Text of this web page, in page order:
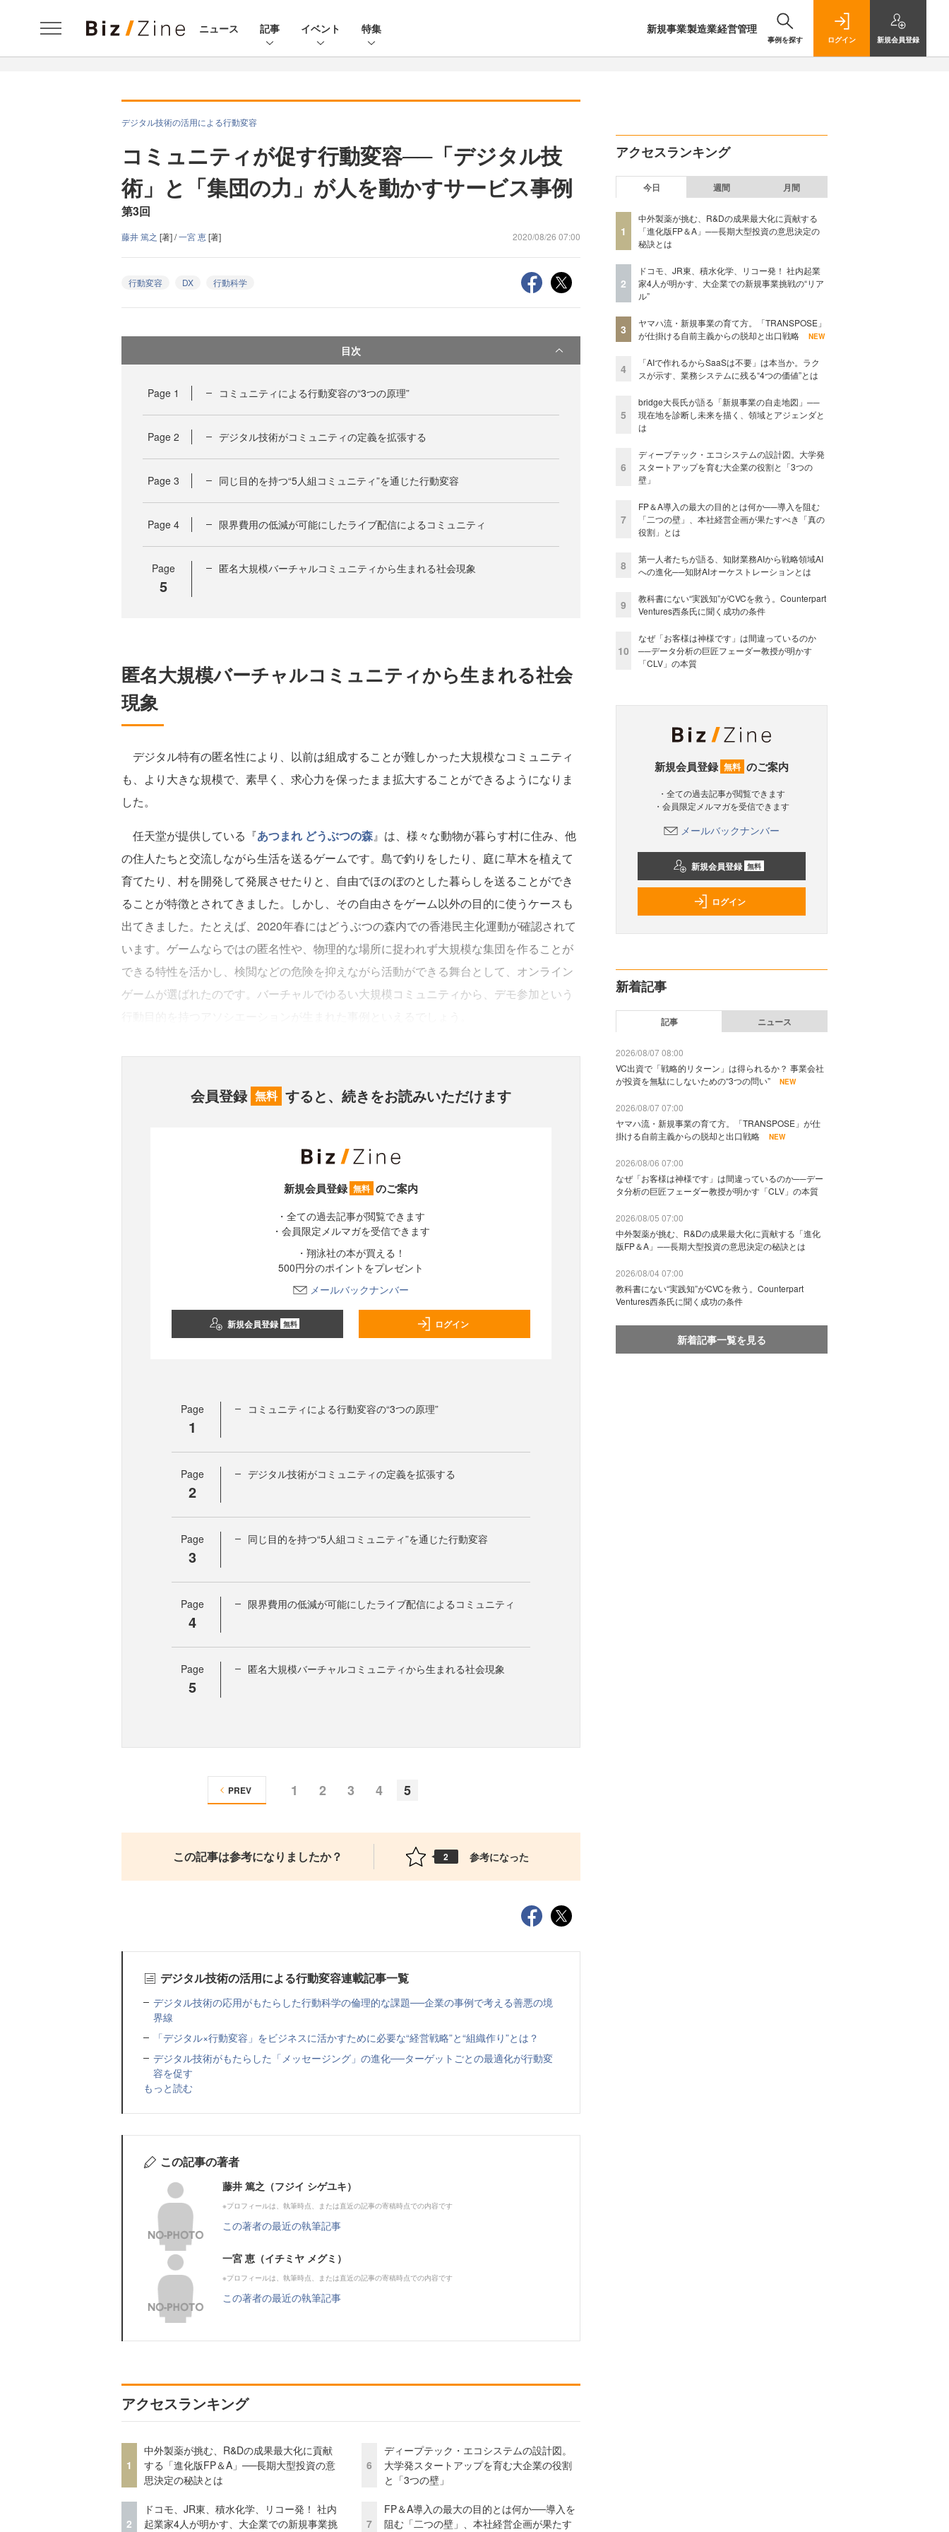
ニュース 記事 イベント 特集 新規事業製造業経営管理
事例を探す ログイン 新規会員登録
デジタル技術の活用による行動変容
コミュニティが促す行動変容──「デジタル技
術」と「集団の力」が人を動かすサービス事例
第3回
藤井 篤之 [著] /一宮 恵[著] 2020/08/26 07:00
行動変容 DX 行動科学
目次
Page 1 コミュニティによる行動変容の“3つの原理”
Page 2 デジタル技術がコミュニティの定義を拡張する
Page 3 同じ目的を持つ“5人組コミュニティ”を通じた行動変容
Page 4 限界費用の低減が可能にしたライブ配信によるコミュニティ
Page
5
匿名大規模バーチャルコミュニティから生まれる社会現象
匿名大規模バーチャルコミュニティから生まれる社会
現象
デジタル特有の匿名性により、以前は組成することが難しかった大規模なコミュニティ
も、より大きな規模で、素早く、求心力を保ったまま拡大することができるようになりま
した。
任天堂が提供している『あつまれ どうぶつの森』は、様々な動物が暮らす村に住み、他
の住人たちと交流しながら生活を送るゲームです。島で釣りをしたり、庭に草木を植えて
育てたり、村を開発して発展させたりと、自由でほのぼのとした暮らしを送ることができ
ることが特徴とされてきました。しかし、その自由さをゲーム以外の目的に使うケースも
出てきました。たとえば、2020年春にはどうぶつの森内での香港民主化運動が確認されて
います。ゲームならではの匿名性や、物理的な場所に捉われず大規模な集団を作ることが
できる特性を活かし、検閲などの危険を抑えながら活動ができる舞台として、オンライン
ゲームが選ばれたのです。バーチャルでゆるい大規模コミュニティから、デモ参加という
会員登録 無料 すると、続きをお読みいただけます
新規会員登録 無料 のご案内
・全ての過去記事が閲覧できます
・会員限定メルマガを受信できます
・翔泳社の本が買える！
500円分のポイントをプレゼント
メールバックナンバー
新規会員登録 無料 ログイン
Page
1
コミュニティによる行動変容の“3つの原理”
Page
2
デジタル技術がコミュニティの定義を拡張する
Page
3
同じ目的を持つ“5人組コミュニティ”を通じた行動変容
Page
4
限界費用の低減が可能にしたライブ配信によるコミュニティ
Page
5
匿名大規模バーチャルコミュニティから生まれる社会現象
1 2 3 4 5
PREV
この記事は参考になりましたか？ 2 参考になった
デジタル技術の活用による行動変容連載記事一覧
デジタル技術の応用がもたらした行動科学の倫理的な課題──企業の事例で考える善悪の境
界線
「デジタル×行動変容」をビジネスに活かすために必要な“経営戦略”と“組織作り”とは？
デジタル技術がもたらした「メッセージング」の進化──ターゲットごとの最適化が行動変
容を促す
もっと読む
この記事の著者
藤井 篤之（フジイ シゲユキ）
※プロフィールは、執筆時点、または直近の記事の寄稿時点での内容です
この著者の最近の執筆記事
一宮 恵（イチミヤ メグミ）
※プロフィールは、執筆時点、または直近の記事の寄稿時点での内容です
この著者の最近の執筆記事
アクセスランキング
1
中外製薬が挑む、R&Dの成果最大化に貢献
する「進化版FP＆A」──長期大型投資の意
思決定の秘訣とは
2
ドコモ、JR東、積水化学、リコー発！ 社内
起業家4人が明かす、大企業での新規事業挑
6
ディープテック・エコシステムの設計図。
大学発スタートアップを育む大企業の役割
と「3つの壁」
7
FP＆A導入の最大の目的とは何か──導入を
阻む「二つの壁」、本社経営企画が果たす
アクセスランキング
今日 週間 月間
1
中外製薬が挑む、R&Dの成果最大化に貢献する
「進化版FP＆A」──長期大型投資の意思決定の
秘訣とは
2
ドコモ、JR東、積水化学、リコー発！ 社内起業
家4人が明かす、大企業での新規事業挑戦の“リア
ル”
3
ヤマハ流・新規事業の育て方。「TRANSPOSE」
が仕掛ける自前主義からの脱却と出口戦略
NEW
4
「AIで作れるからSaaSは不要」は本当か。ラク
スが示す、業務システムに残る“4つの価値”とは
5
bridge大長氏が語る「新規事業の自走地図」──
現在地を診断し未来を描く、領域とアジェンダと
は
6
ディープテック・エコシステムの設計図。大学発
スタートアップを育む大企業の役割と「3つの
壁」
7
FP＆A導入の最大の目的とは何か──導入を阻む
「二つの壁」、本社経営企画が果たすべき「真の
役割」とは
8
第一人者たちが語る、知財業務AIから戦略領域AI
への進化──知財AIオーケストレーションとは
9
教科書にない“実践知”がCVCを救う。Counterpart
Ventures西条氏に聞く成功の条件
10
なぜ「お客様は神様です」は間違っているのか
──データ分析の巨匠フェーダー教授が明かす
「CLV」の本質
新規会員登録 無料 のご案内
・全ての過去記事が閲覧できます
・会員限定メルマガを受信できます
メールバックナンバー
新規会員登録 無料
ログイン
新着記事
記事 ニュース
2026/08/07 08:00
VC出資で「戦略的リターン」は得られるか？ 事業会社
が投資を無駄にしないための“3つの問い”
NEW
2026/08/07 07:00
ヤマハ流・新規事業の育て方。「TRANSPOSE」が仕
掛ける自前主義からの脱却と出口戦略
NEW
2026/08/06 07:00
なぜ「お客様は神様です」は間違っているのか──デー
タ分析の巨匠フェーダー教授が明かす「CLV」の本質
2026/08/05 07:00
中外製薬が挑む、R&Dの成果最大化に貢献する「進化
版FP＆A」──長期大型投資の意思決定の秘訣とは
2026/08/04 07:00
教科書にない“実践知”がCVCを救う。Counterpart
Ventures西条氏に聞く成功の条件
新着記事一覧を見る